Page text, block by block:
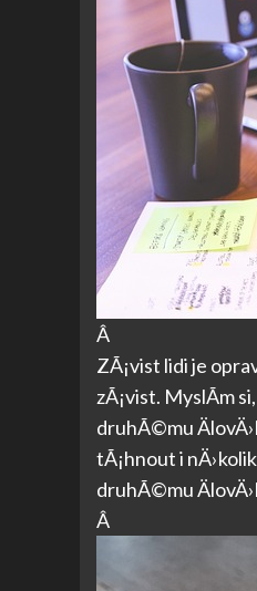
Â
ZÃ¡vist lidi je
zÃ¡vist. MyslÃ­m
druhÃ©mu
tÃ¡hnout i
druhÃ©mu
Â